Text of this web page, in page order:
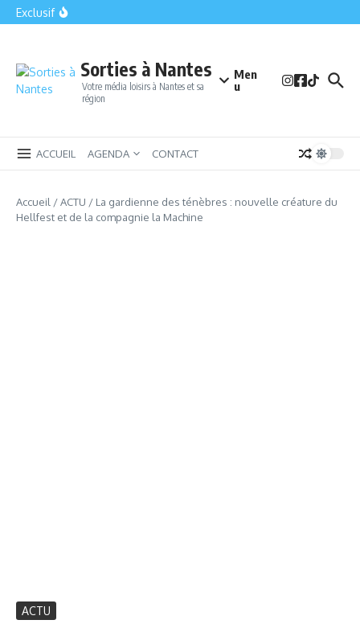
Aller au contenu
Exclusif
Bomb Squad Nantes : la sortie insolite qui met vos nerfs à
près de Nantes
Sorties à Nantes
Votre média loisirs à Nantes et sa
région
Men
u
ACCUEIL AGENDA CONTACT
Accueil /ACTU / La gardienne des ténèbres : nouvelle créature du
Hellfest et de la compagnie la Machine
ACTU